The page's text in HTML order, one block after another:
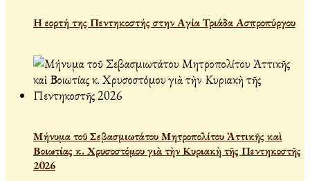
Η εορτή της Πεντηκοστής στην Αγία Τριάδα Ασπροπύργου
Μήνυμα τοῦ Σεβασμιωτάτου Μητροπολίτου Ἀττικῆς καὶ
Βοιωτίας κ. Χρυσοστόμου γιὰ τὴν Κυριακὴ τῆς Πεντηκοστῆς
2026